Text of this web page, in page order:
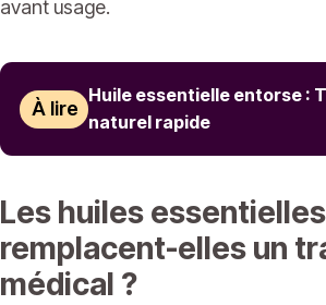
avant usage.
À lire
Huile essentielle entorse :
naturel rapide
Les huiles essentielles
remplacent-elles un
médical ?